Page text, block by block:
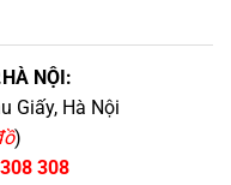
NỘI:
Giấy, Hà Nội
)
308